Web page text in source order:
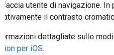
utente di navigazione.
il contrasto
dettagliate sulle
per iOS.